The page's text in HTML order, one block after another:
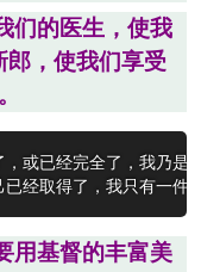
们的医生，使我
郎，使我们享受
或已经完全了，我乃是
经取得了，我只有一件
用基督的丰富美